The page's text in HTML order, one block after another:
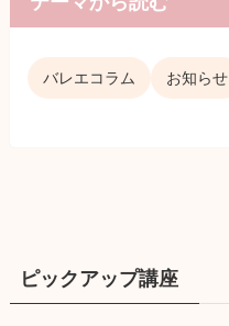
バレエコラム お知らせ
ピックアップ講座